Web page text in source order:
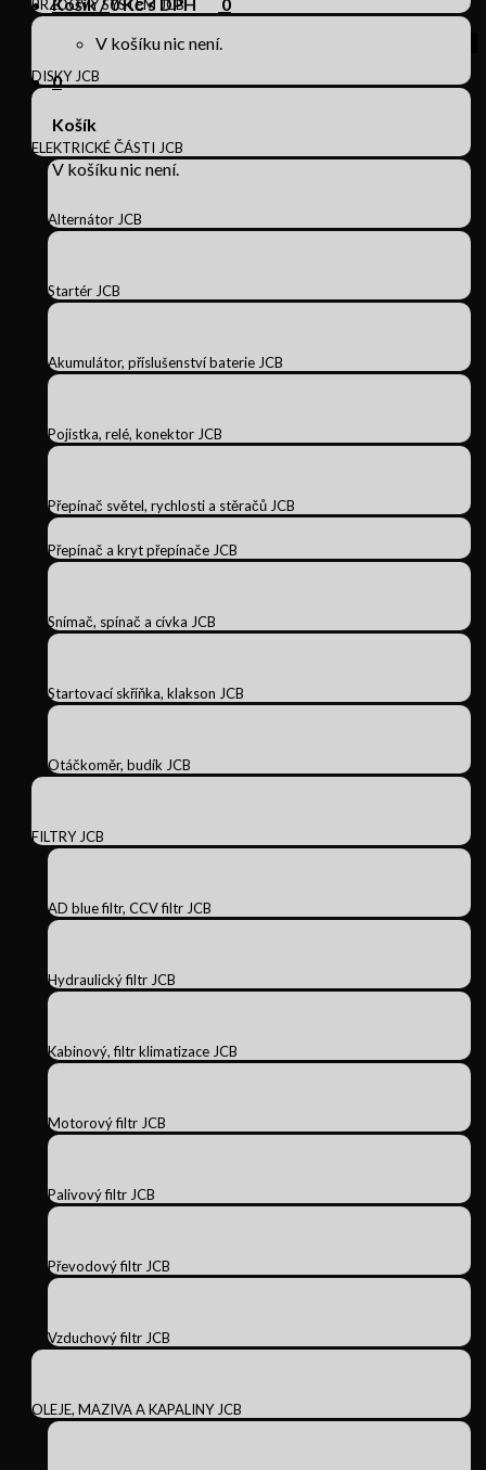
V košíku nic není.
0
Košík
V košíku nic není.
BRZDOVÝ SYSTÉM JCB
DISKY JCB
ELEKTRICKÉ ČÁSTI JCB
Alternátor JCB
Startér JCB
Akumulátor, příslušenství baterie JCB
Pojistka, relé, konektor JCB
Přepínač světel, rychlosti a stěračů JCB
Přepínač a kryt přepínače JCB
Snímač, spínač a cívka JCB
Startovací skříňka, klakson JCB
Otáčkoměr, budík JCB
FILTRY JCB
AD blue filtr, CCV filtr JCB
Hydraulický filtr JCB
Kabinový, filtr klimatizace JCB
Motorový filtr JCB
Palivový filtr JCB
Převodový filtr JCB
Vzduchový filtr JCB
OLEJE, MAZIVA A KAPALINY JCB